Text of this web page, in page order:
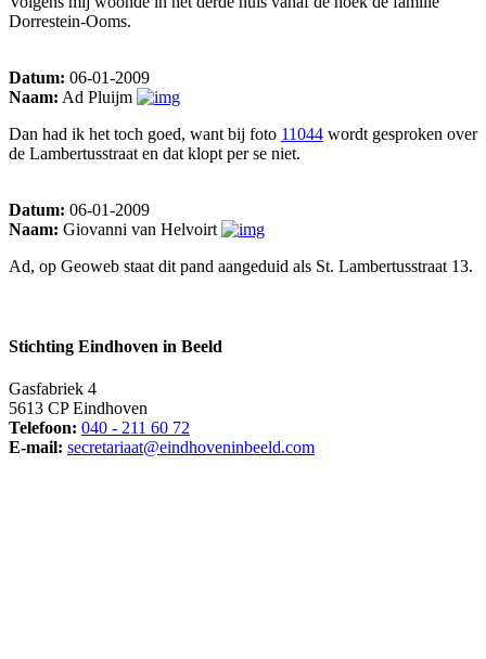
Dorrestein-Ooms.
Datum: 06-01-2009
Naam: Ad Pluijm
Dan had ik het toch goed, want bij foto 11044 wordt gesproken over
de Lambertusstraat en dat klopt per se niet.
Datum: 06-01-2009
Naam: Giovanni van Helvoirt
Ad, op Geoweb staat dit pand aangeduid als St. Lambertusstraat 13.
Stichting Eindhoven in Beeld
Gasfabriek 4
5613 CP Eindhoven
Telefoon: 040 - 211 60 72
E-mail: secretariaat@eindhoveninbeeld.com